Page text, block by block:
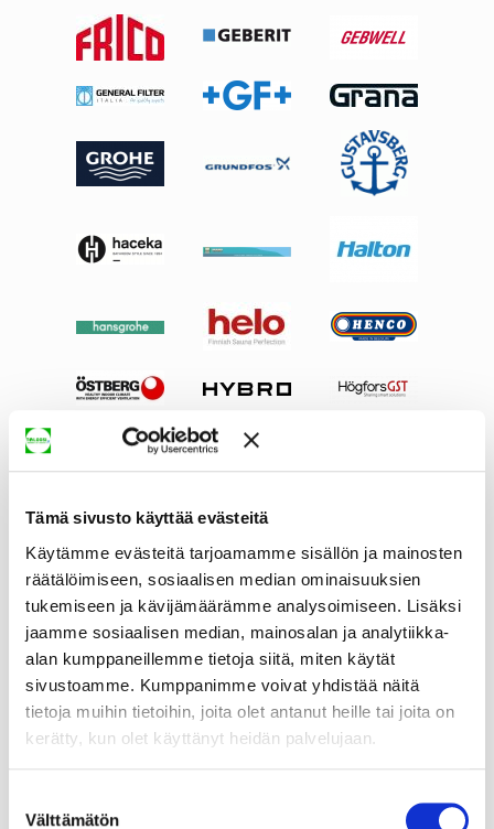
Tämä sivusto käyttää evästeitä
Käytämme evästeitä tarjoamamme sisällön ja mainosten
räätälöimiseen, sosiaalisen median ominaisuuksien
tukemiseen ja kävijämäärämme analysoimiseen. Lisäksi
jaamme sosiaalisen median, mainosalan ja analytiikka-
alan kumppaneillemme tietoja siitä, miten käytät
sivustoamme. Kumppanimme voivat yhdistää näitä
tietoja muihin tietoihin, joita olet antanut heille tai joita on
kerätty, kun olet käyttänyt heidän palvelujaan.
valinta
Välttämätön